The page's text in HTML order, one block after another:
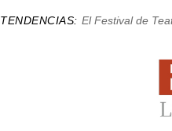
TENDENCIAS: El Festival de